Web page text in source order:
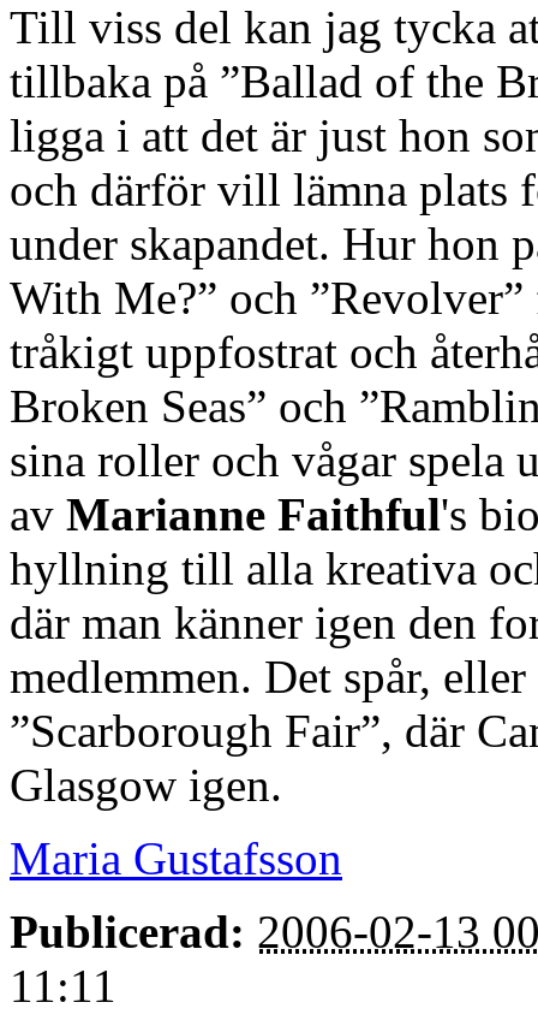
Till viss del kan jag tycka
tillbaka på ”Ballad of the
ligga i att det är just hon
och därför vill lämna plats
under skapandet. Hur hon
With Me?” och
tråkigt uppfostrat och
Broken Seas” och
sina roller och vågar spela
av Marianne Faithful's
hyllning till alla kreativa
där man känner igen den
medlemmen. Det spår,
”Scarborough Fair”, där
Glasgow igen.
Maria Gustafsson
Publicerad: 2006-02-13
11:11